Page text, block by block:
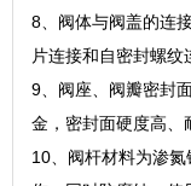
8、阀体与阀盖的连
片连接和自密封螺纹
9、阀座、阀瓣密封
金，密封面硬度高、
10、阀杆材料为渗